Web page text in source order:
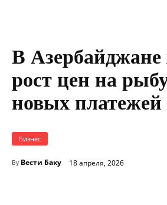
В Азербайджане
рост цен на
новых платежей
Бизнес
By Вести Баку 18 апреля, 2026